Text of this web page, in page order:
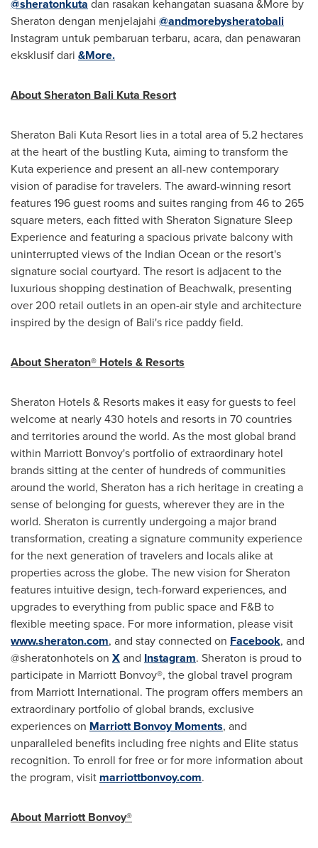
@sheratonkuta dan rasakan kehangatan suasana &More by
Sheraton dengan menjelajahi @andmorebysheratobali
Instagram untuk pembaruan terbaru, acara, dan penawaran
eksklusif dari &More.
About Sheraton Bali Kuta Resort
Sheraton Bali Kuta Resort lies in a total area of 5.2 hectares
at the heart of the bustling Kuta, aiming to transform the
Kuta experience and present an all-new contemporary
vision of paradise for travelers. The award-winning resort
features 196 guest rooms and suites ranging from 46 to 265
square meters, each fitted with Sheraton Signature Sleep
Experience and featuring a spacious private balcony with
uninterrupted views of the Indian Ocean or the resort's
signature social courtyard. The resort is adjacent to the
luxurious shopping destination of Beachwalk, presenting
over 200 retail outlets in an open-air style and architecture
inspired by the design of Bali's rice paddy field.
About Sheraton® Hotels & Resorts
Sheraton Hotels & Resorts makes it easy for guests to feel
welcome at nearly 430 hotels and resorts in 70 countries
and territories around the world. As the most global brand
within Marriott Bonvoy's portfolio of extraordinary hotel
brands sitting at the center of hundreds of communities
around the world, Sheraton has a rich heritage in creating a
sense of belonging for guests, wherever they are in the
world. Sheraton is currently undergoing a major brand
transformation, creating a signature community experience
for the next generation of travelers and locals alike at
properties across the globe. The new vision for Sheraton
features intuitive design, tech-forward experiences, and
upgrades to everything from public space and F&B to
flexible meeting space. For more information, please visit
www.sheraton.com, and stay connected on Facebook, and
@sheratonhotels on Xand Instagram. Sheraton is proud to
participate in Marriott Bonvoy®, the global travel program
from Marriott International. The program offers members an
extraordinary portfolio of global brands, exclusive
experiences on Marriott Bonvoy Moments, and
unparalleled benefits including free nights and Elite status
recognition. To enroll for free or for more information about
the program, visit marriottbonvoy.com.
About Marriott Bonvoy®